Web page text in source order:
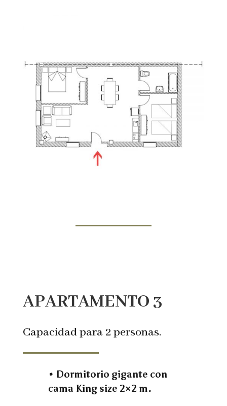
APARTAMENTO 3
Capacidad para 2 personas.
• Dormitorio gigante con
cama King size 2×2 m.